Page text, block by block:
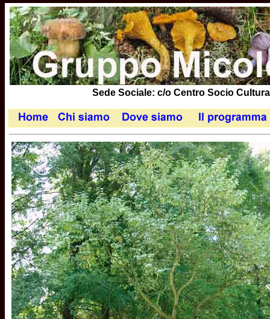
Sede Sociale: c/o Centro Socio